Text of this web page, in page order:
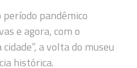
pandêmico
e agora, com o
a volta do museu
histórica.